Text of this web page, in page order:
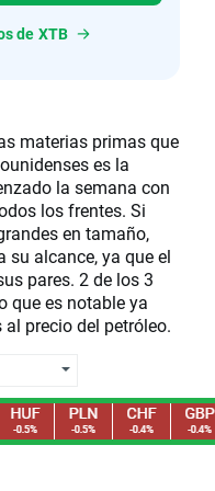
de XTB
materias primas que
es la
la semana con
los frentes. Si
en tamaño,
su alcance, ya que el
pares. 2 de los 3
que es notable ya
precio del petróleo.